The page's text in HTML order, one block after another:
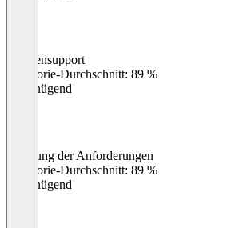
Kundensupport
Kategorie-Durchschnitt: 89 %
Ungenügend
Erfüllung der Anforderungen
Kategorie-Durchschnitt: 89 %
Ungenügend